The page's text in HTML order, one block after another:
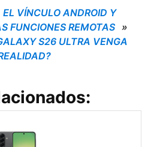
VÍNCULO ANDROID Y
FUNCIONES REMOTAS »
S26 ULTRA VENGA